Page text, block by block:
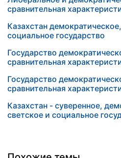
сравнительная
Казахстан
социальное государство
Государство
сравнительная
Государство
сравнительная
Казахстан - суверенное,
светское и социальное